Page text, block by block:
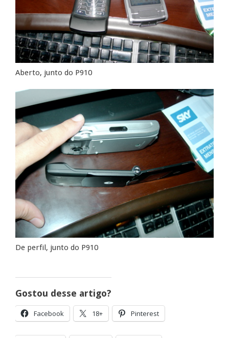
Aberto, junto do P910
De perfil, junto do P910
Gostou desse artigo?
Facebook 18+ Pinterest